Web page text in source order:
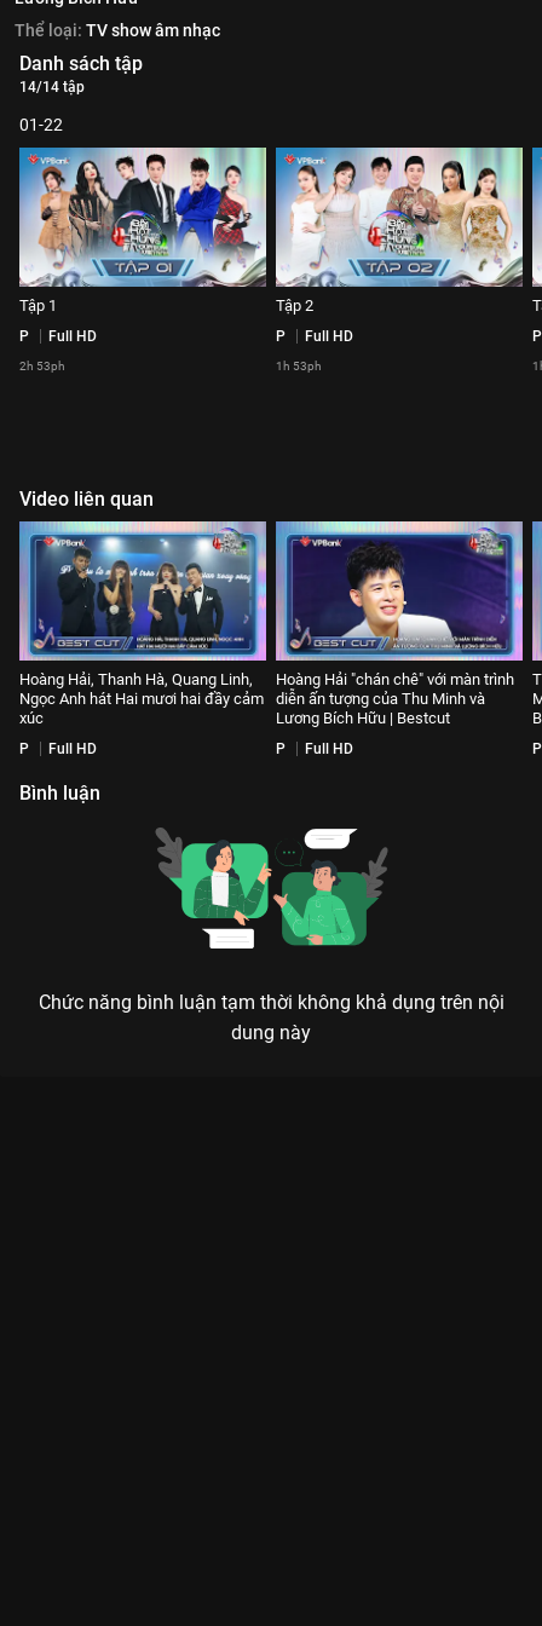
Thể loại: TV show âm nhạc
Danh sách tập
14/14 tập
01-22
Tập 1
P Full HD
2h 53ph
Tập 2
P Full HD
1h 53ph
P
Video liên quan
Hoàng Hải, Thanh Hà, Quang Linh,
Ngọc Anh hát Hai mươi hai đầy cảm
xúc
P Full HD
Hoàng Hải "chán chê" với màn trình
diễn ấn tượng của Thu Minh và
Lương Bích Hữu | Bestcut
P Full HD P
Bình luận
Chức năng bình luận tạm thời không khả dụng trên nội
dung này